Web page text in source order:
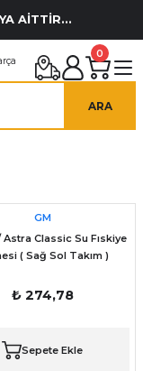
AİTTİR...
ARA
0
GM
Astra Classic Su Fıskiye
( Sağ Sol Takım )
₺ 274,78
Sepete Ekle